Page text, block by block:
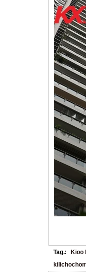
Tag.: Kioo